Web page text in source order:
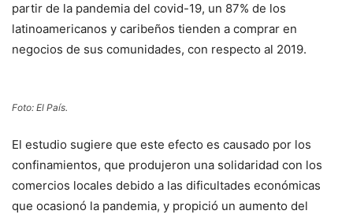
partir de la pandemia del covid-19, un 87% de los
latinoamericanos y caribeños tienden a comprar en
negocios de sus comunidades, con respecto al 2019.
Foto: El País.
El estudio sugiere que este efecto es causado por los
confinamientos, que produjeron una solidaridad con los
comercios locales debido a las dificultades económicas
que ocasionó la pandemia, y propició un aumento del